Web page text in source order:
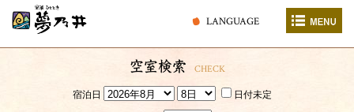
LANGUAGE
空室検索 CHECK
宿泊日 日付未定